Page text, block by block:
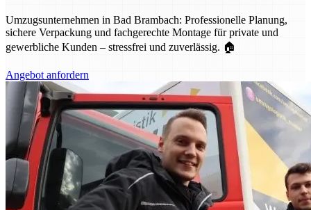
Umzugsunternehmen in Bad Brambach: Professionelle Planung,
sichere Verpackung und fachgerechte Montage für private und
gewerbliche Kunden – stressfrei und zuverlässig. 🏠
Angebot anfordern